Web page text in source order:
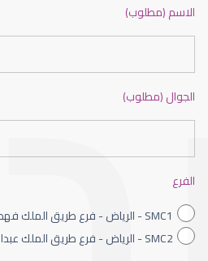
الاسم (مطلوب)
الجوال (مطلوب)
الفرع
SMC1 - الرياض - فرع طريق الملك فهد
SMC2 - الرياض - فرع طريق الملك عبدالله